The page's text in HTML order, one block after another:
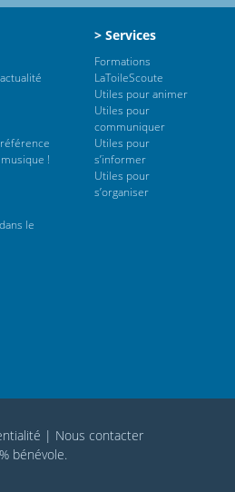
!
le
> Services
Formations
LaToileScoute
Utiles pour animer
Utiles pour
communiquer
Utiles pour
s’informer
Utiles pour
s’organiser
| Nous contacter
bénévole.